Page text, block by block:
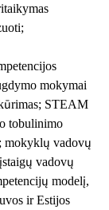
mokymai
STEAM
tobulinimo
mokyklų vadovų
vadovų
modelį,
ir Estijos